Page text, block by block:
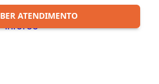
ATENDIMENTO